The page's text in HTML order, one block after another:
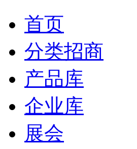
首页
分类招商
产品库
企业库
展会